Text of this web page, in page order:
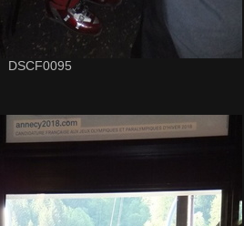
DSCF0095